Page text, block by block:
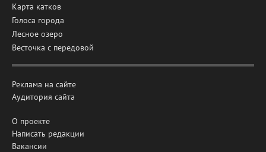
Карта катков
Голоса города
Лесное озеро
Весточка с передовой
Реклама на сайте
Аудитория сайта
О проекте
Написать редакции
Вакансии